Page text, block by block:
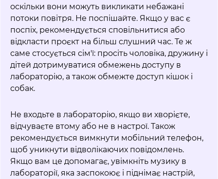
оскільки вони можуть викликати небажані
потоки повітря. Не поспішайте. Якщо у вас є
поспіх, рекомендується сповільнитися або
відкласти проєкт на більш слушний час. Те ж
саме стосується сім'ї: просіть чоловіка, дружину і
дітей дотримуватися обмежень доступу в
лабораторію, а також обмежте доступ кішок і
собак.
Не входьте в лабораторію, якщо ви хворієте,
відчуваєте втому або не в настрої. Також
рекомендується вимкнути мобільний телефон,
щоб уникнути відволікаючих повідомлень.
Якщо вам це допомагає, увімкніть музику в
лабораторії, яка заспокоює і піднімає настрій,